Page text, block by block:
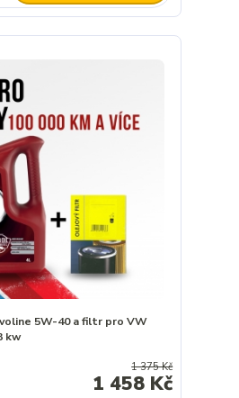
5W-40 a filtr pro VW
kw
1 375 Kč
1 458 Kč